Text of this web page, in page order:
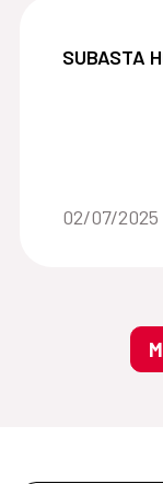
SUBASTA
SUBASTA
Date of the
02/07/2025